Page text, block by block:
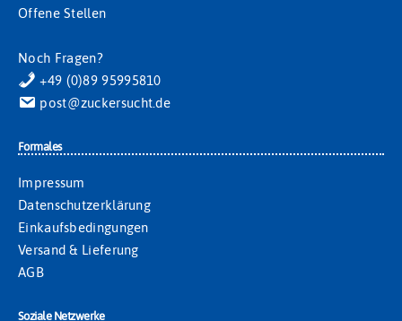
Offene Stellen
Noch Fragen?
+49 (0)89 95995810
post@zuckersucht.de
Formales
Impressum
Datenschutzerklärung
Einkaufsbedingungen
Versand & Lieferung
AGB
Soziale Netzwerke